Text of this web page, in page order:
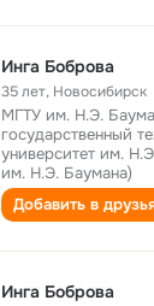
Инга Боброва
35 лет, Новосибирск
МГТУ им. Н.Э.
государственный
университет им.
им. Н.Э. Баумана)
Добавить в
Инга Боброва